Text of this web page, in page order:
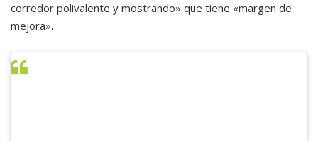
corredor polivalente y mostrando» que tiene «margen de
mejora».